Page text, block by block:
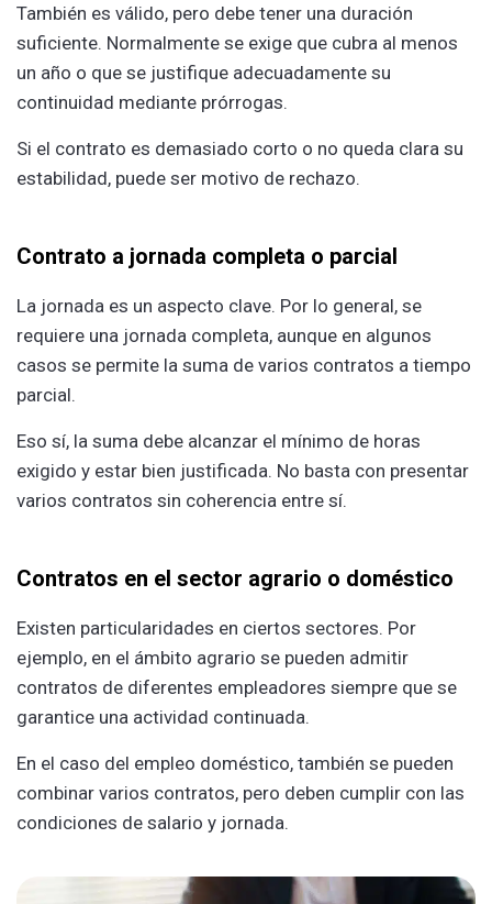
También es válido, pero debe tener una duración
suficiente. Normalmente se exige que cubra al menos
un año o que se justifique adecuadamente su
continuidad mediante prórrogas.
Si el contrato es demasiado corto o no queda clara su
estabilidad, puede ser motivo de rechazo.
Contrato a jornada completa o parcial
La jornada es un aspecto clave. Por lo general, se
requiere una jornada completa, aunque en algunos
casos se permite la suma de varios contratos a tiempo
parcial.
Eso sí, la suma debe alcanzar el mínimo de horas
exigido y estar bien justificada. No basta con presentar
varios contratos sin coherencia entre sí.
Contratos en el sector agrario o doméstico
Existen particularidades en ciertos sectores. Por
ejemplo, en el ámbito agrario se pueden admitir
contratos de diferentes empleadores siempre que se
garantice una actividad continuada.
En el caso del empleo doméstico, también se pueden
combinar varios contratos, pero deben cumplir con las
condiciones de salario y jornada.